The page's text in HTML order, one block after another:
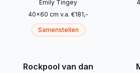
Emily Tingey
40x60 cm v.a. €181,-
Samenstellen
Rockpool van dan